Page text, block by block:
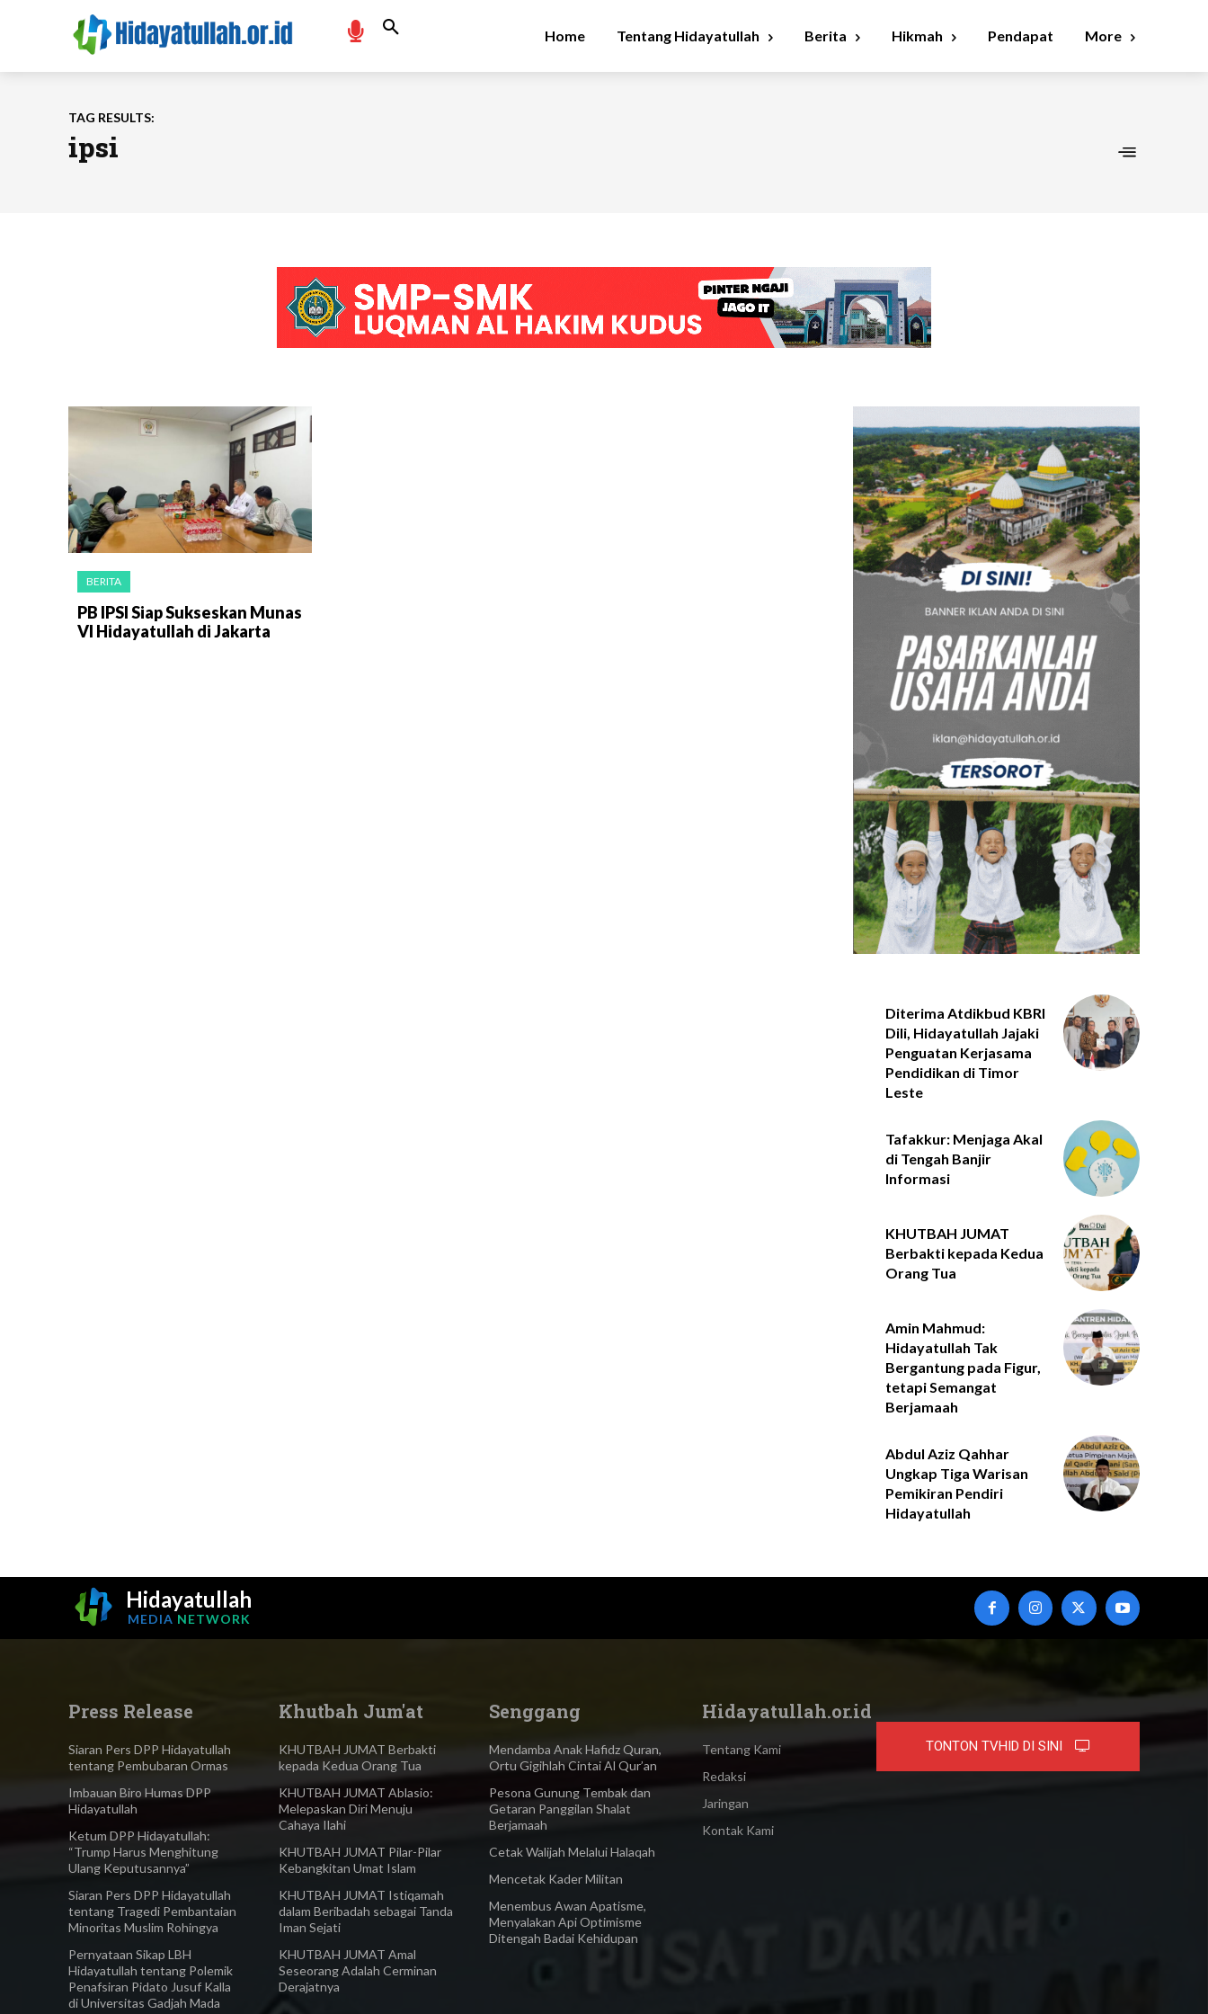
Home Tentang Hidayatullah Berita Hikmah Pendapat More
TAG RESULTS:
ipsi
BERITA
PB IPSI Siap Sukseskan Munas
VI Hidayatullah di Jakarta
Diterima Atdikbud KBRI
Dili, Hidayatullah Jajaki
Penguatan Kerjasama
Pendidikan di Timor
Leste
Tafakkur: Menjaga Akal
di Tengah Banjir
Informasi
KHUTBAH JUMAT
Berbakti kepada Kedua
Orang Tua
Amin Mahmud:
Hidayatullah Tak
Bergantung pada Figur,
tetapi Semangat
Berjamaah
Abdul Aziz Qahhar
Ungkap Tiga Warisan
Pemikiran Pendiri
Hidayatullah
Hidayatullah
MEDIA NETWORK
Press Release
Siaran Pers DPP Hidayatullah
tentang Pembubaran Ormas
Imbauan Biro Humas DPP
Hidayatullah
Ketum DPP Hidayatullah:
“Trump Harus Menghitung
Ulang Keputusannya”
Siaran Pers DPP Hidayatullah​
tentang Tragedi Pembantaian
Minoritas Muslim Rohingya
Pernyataan Sikap LBH
Hidayatullah tentang Polemik
Penafsiran Pidato Jusuf Kalla
di Universitas Gadjah Mada
Khutbah Jum'at
KHUTBAH JUMAT Berbakti
kepada Kedua Orang Tua
KHUTBAH JUMAT Ablasio:
Melepaskan Diri Menuju
Cahaya Ilahi
KHUTBAH JUMAT Pilar-Pilar
Kebangkitan Umat Islam
KHUTBAH JUMAT Istiqamah
dalam Beribadah sebagai Tanda
Iman Sejati
KHUTBAH JUMAT Amal
Seseorang Adalah Cerminan
Derajatnya
Senggang
Mendamba Anak Hafidz Quran,
Ortu Gigihlah Cintai Al Qur’an
Pesona Gunung Tembak dan
Getaran Panggilan Shalat
Berjamaah
Cetak Walijah Melalui Halaqah
Mencetak Kader Militan
Menembus Awan Apatisme,
Menyalakan Api Optimisme
Ditengah Badai Kehidupan
Hidayatullah.or.id
Tentang Kami
Redaksi
Jaringan
Kontak Kami
TONTON TVHID DI SINI